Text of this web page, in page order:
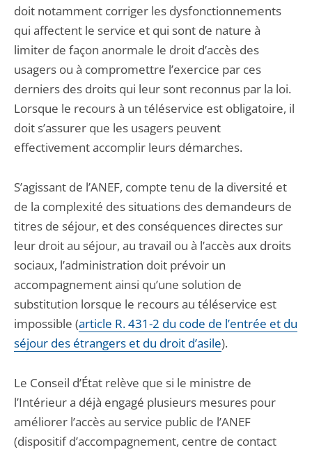
doit notamment corriger les dysfonctionnements
qui affectent le service et qui sont de nature à
limiter de façon anormale le droit d’accès des
usagers ou à compromettre l’exercice par ces
derniers des droits qui leur sont reconnus par la loi.
Lorsque le recours à un téléservice est obligatoire, il
doit s’assurer que les usagers peuvent
effectivement accomplir leurs démarches.
S’agissant de l’ANEF, compte tenu de la diversité et
de la complexité des situations des demandeurs de
titres de séjour, et des conséquences directes sur
leur droit au séjour, au travail ou à l’accès aux droits
sociaux, l’administration doit prévoir un
accompagnement ainsi qu’une solution de
substitution lorsque le recours au téléservice est
impossible (article R. 431-2 du code de l’entrée et du
séjour des étrangers et du droit d’asile).
Le Conseil d’État relève que si le ministre de
l’Intérieur a déjà engagé plusieurs mesures pour
améliorer l’accès au service public de l’ANEF
(dispositif d’accompagnement, centre de contact